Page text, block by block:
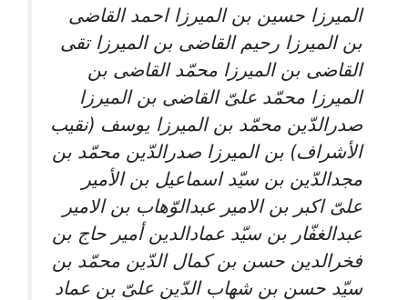
المیرزا حسین بن المیرزا احمد القاضی
بن المیرزا رحیم القاضی بن المیرزا تقی
القاضی بن المیرزا محمّد القاضی بن
المیرزا محمّد علیّ القاضی بن المیرزا
صدرالدّین محمّد بن المیرزا یوسف (نقیب
الأشراف) بن المیرزا صدرالدّین محمّد بن
مجدالدّین بن سیّد اسماعیل بن الأمیر
علیّ اکبر بن الامیر عبدالوّهاب بن الامیر
عبدالغفّار بن سیّد عمادالدین أمیر حاج بن
فخرالدین حسن بن کمال الدّین محمّد بن
سیّد حسن بن شهاب الدّین علیّ بن عماد